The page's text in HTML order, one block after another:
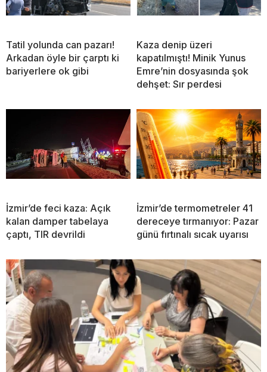
Tatil yolunda can pazarı!
Arkadan öyle bir çarptı ki
bariyerlere ok gibi
Kaza denip üzeri
kapatılmıştı! Minik Yunus
Emre’nin dosyasında şok
dehşet: Sır perdesi
İzmir’de feci kaza: Açık
kalan damper tabelaya
çaptı, TIR devrildi
İzmir’de termometreler 41
dereceye tırmanıyor: Pazar
günü fırtınalı sıcak uyarısı